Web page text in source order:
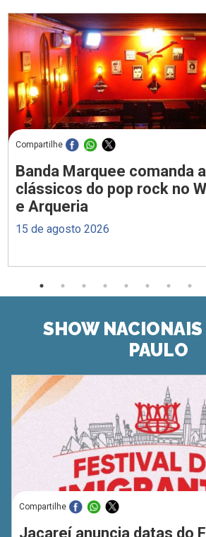
Compartilhe
Banda Marquee comanda
clássicos do pop rock no
e Arqueria
15 de agosto 2026
SHOW NACIONAIS
PAULO
Compartilhe
Jacareí anuncia datas do